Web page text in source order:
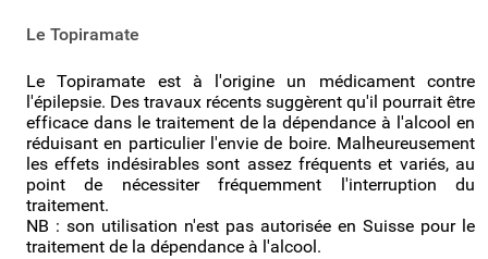
Le Topiramate
Le Topiramate est à l'origine un médicament contre
l'épilepsie. Des travaux récents suggèrent qu'il pourrait être
efficace dans le traitement de la dépendance à l'alcool en
réduisant en particulier l'envie de boire. Malheureusement
les effets indésirables sont assez fréquents et variés, au
point de nécessiter fréquemment l'interruption du
traitement.
NB : son utilisation n'est pas autorisée en Suisse pour le
traitement de la dépendance à l'alcool.